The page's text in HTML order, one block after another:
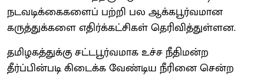
நடவடிக்கைகளைப் பற்றி பல ஆக்கபூர்வமான
கருத்துக்களை எதிர்க்கட்சிகள் தெரிவித்துள்ளன.
தமிழகத்துக்கு சட்டபூர்வமாக உச்ச நீதிமன்ற
தீர்ப்பின்படி கிடைக்க வேண்டிய நீரினை சென்ற